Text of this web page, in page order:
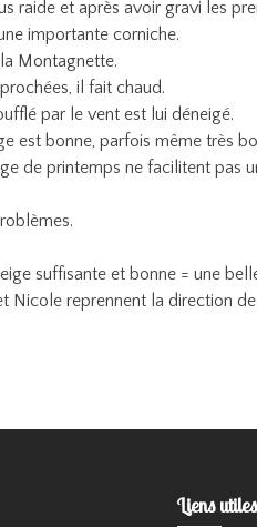
raide et après avoir gravi les
importante corniche.
Montagnette.
il fait chaud.
par le vent est lui déneigé.
est bonne, parfois même très
de printemps ne facilitent pas
suffisante et bonne = une
Nicole reprennent la direction
Liens utiles